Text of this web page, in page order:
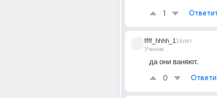
1
ffff_hhhh_1
Ученик
16лет
да они ваняют.
0